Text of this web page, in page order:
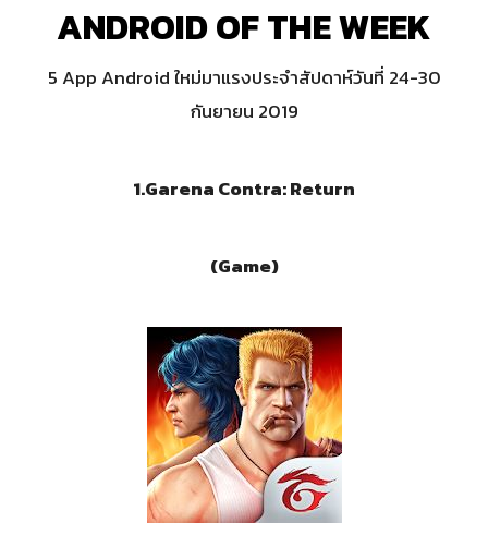
ANDROID OF THE WEEK
5 App Android ใหม่มาแรงประจำสัปดาห์วันที่ 24-30
กันยายน 2019
1.Garena Contra: Return
(Game)